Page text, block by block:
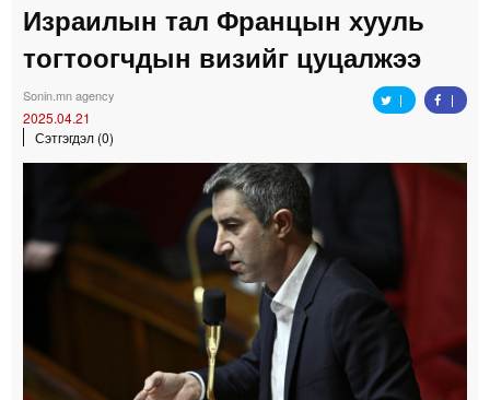
Улс төр, эдийн засаг
Гэмт хэрэг
Спорт
Easy news
Израилын тал Францын хууль
тогтоогчдын визийг цуцалжээ
Sonin.mn agency
2025.04.21
Сэтгэгдэл (0)